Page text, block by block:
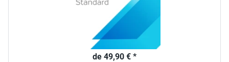
de 49,90 € *